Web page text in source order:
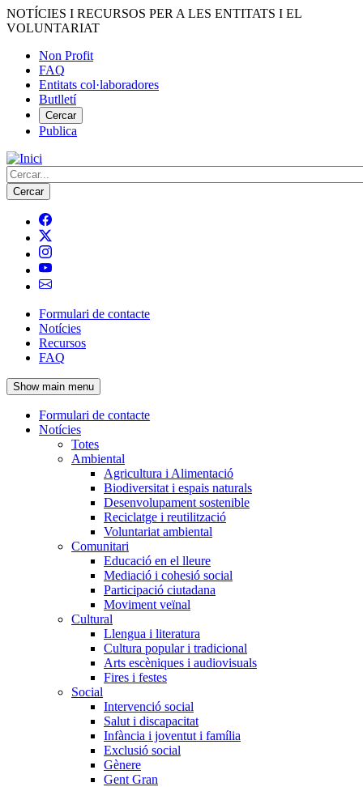
Vés
al
NOTÍCIES I RECURSOS PER A LES ENTITATS I EL
VOLUNTARIAT
Menú
del
compte
d'usuari
Non Profit
FAQ
Entitats col·laboradores
Butlletí
Cercar
Publica
Cerca
Navegació
principal
de
l'encapçalament
Formulari de contacte
Notícies
Recursos
FAQ
Show main menu
Navegació
principal
Formulari de contacte
Notícies
Totes
Ambiental
Agricultura i Alimentació
Biodiversitat i espais naturals
Desenvolupament sostenible
Reciclatge i reutilització
Voluntariat ambiental
Comunitari
Educació en el lleure
Mediació i cohesió social
Participació ciutadana
Moviment veïnal
Cultural
Llengua i literatura
Cultura popular i tradicional
Arts escèniques i audiovisuals
Fires i festes
Social
Intervenció social
Salut i discapacitat
Infància i joventut i família
Exclusió social
Gènere
Gent Gran